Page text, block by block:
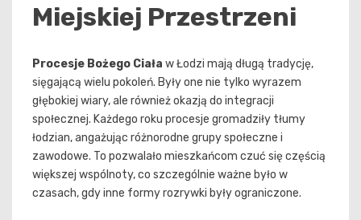
Miejskiej Przestrzeni
Procesje Bożego Ciała w Łodzi mają długą tradycję,
sięgającą wielu pokoleń. Były one nie tylko wyrazem
głębokiej wiary, ale również okazją do integracji
społecznej. Każdego roku procesje gromadziły tłumy
łodzian, angażując różnorodne grupy społeczne i
zawodowe. To pozwalało mieszkańcom czuć się częścią
większej wspólnoty, co szczególnie ważne było w
czasach, gdy inne formy rozrywki były ograniczone.